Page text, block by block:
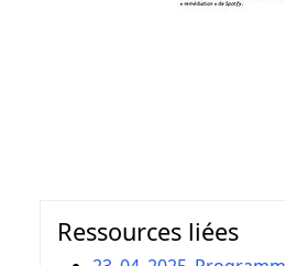
Ressources liées